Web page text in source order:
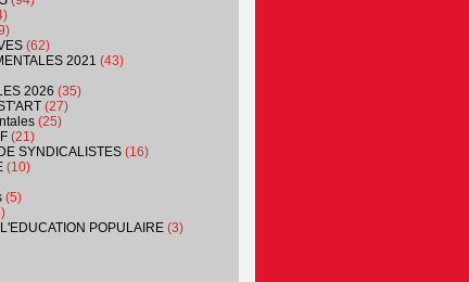
(62)
2021 (43)
2026 (35)
(27)
(25)
(21)
SYNDICALISTES (16)
(10)
(5)
POPULAIRE (3)